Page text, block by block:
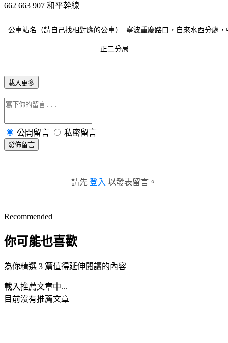
662 663 907 和平幹線
公車站名（請自己找相對應的公車）: 寧波重慶路口，自來水西分處，
正二分局
載入更多
公開留言 私密留言
發佈留言
請先 登入 以發表留言。
Recommended
你可能也喜歡
為你精選 3 篇值得延伸閱讀的內容
載入推薦文章中...
目前沒有推薦文章